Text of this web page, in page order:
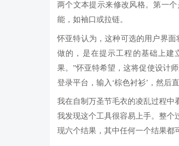
两个文本提示来修改风格。第一
能，如袖口或拉链。
怀亚特认为，这种可选的用户界
做的，是在提示工程的基础上建
果。”怀亚特希望，这将促使设计
登录平台，输入‘棕色衬衫’，然后
我在自制万圣节毛衣的凌乱过程中
我发现这个工具很容易上手。整个
现六个结果，其中任何一个结果都